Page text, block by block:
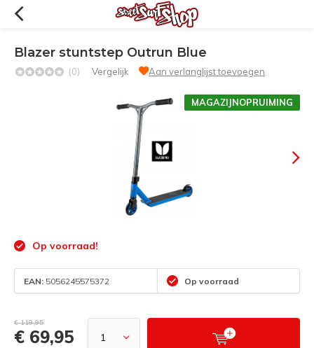
Blazer stuntstep Outrun Blue
(0) Vergelijk Aan verlanglijst toevoegen
MAGAZIJNOPRUIMING
Op voorraad!
EAN: 5056245575372 Op voorraad
€ 119,95
€ 69,95